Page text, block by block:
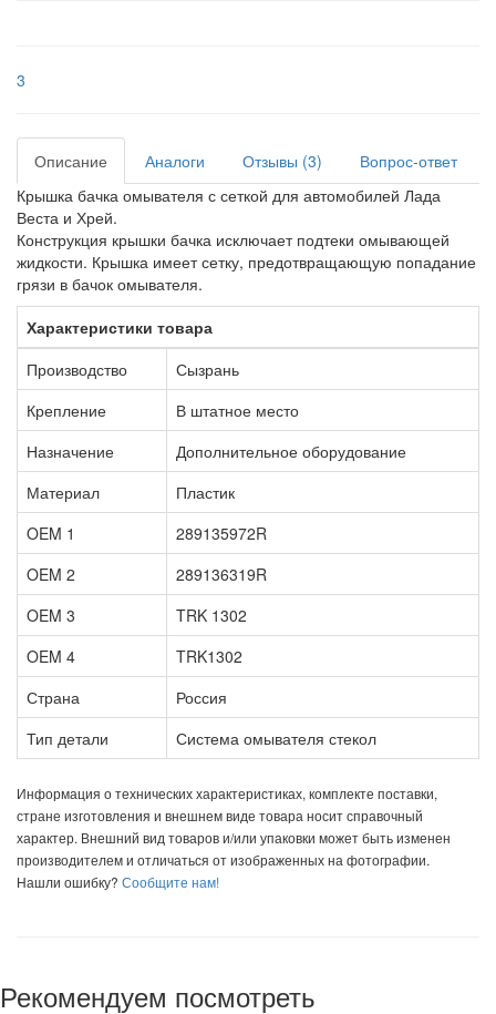
3
Описание Аналоги Отзывы (3)
Вопрос-ответ
Крышка бачка омывателя с сеткой для автомобилей Лада
Веста и Хрей.
Конструкция крышки бачка исключает подтеки омывающей
жидкости. Крышка имеет сетку, предотвращающую попадание
грязи в бачок омывателя.
Характеристики товара
Производство
Сызрань
Крепление
В штатное место
Назначение
Дополнительное оборудование
Материал
Пластик
OEM 1
289135972R
OEM 2
289136319R
OEM 3
TRK 1302
OEM 4
TRK1302
Страна
Россия
Тип детали
Система омывателя стекол
Информация о технических характеристиках, комплекте поставки,
стране изготовления и внешнем виде товара носит справочный
характер. Внешний вид товаров и/или упаковки может быть изменен
производителем и отличаться от изображенных на фотографии.
Нашли ошибку? Сообщите нам!
Рекомендуем посмотреть